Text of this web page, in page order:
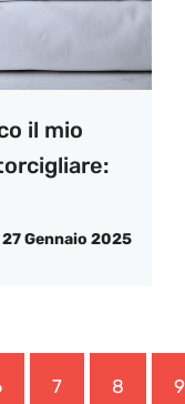
il mio
27 Gennaio 2025
7 8 9